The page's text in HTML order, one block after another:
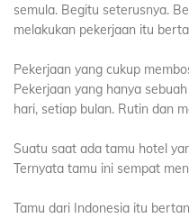
semula. Begitu seterusnya.
melakukan pekerjaan itu
Pekerjaan yang cukup
Pekerjaan yang hanya
hari, setiap bulan. Rutin dan
Suatu saat ada tamu hotel
Ternyata tamu ini sempat
Tamu dari Indonesia itu